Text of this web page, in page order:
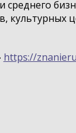
культурных
https://